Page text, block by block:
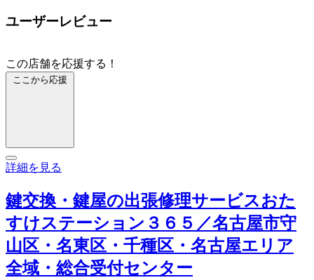
ユーザーレビュー
この店舗を応援する！
ここから応援
詳細を見る
鍵交換・鍵屋の出張修理サービスおた
すけステーション３６５／名古屋市守
山区・名東区・千種区・名古屋エリア
全域・総合受付センター